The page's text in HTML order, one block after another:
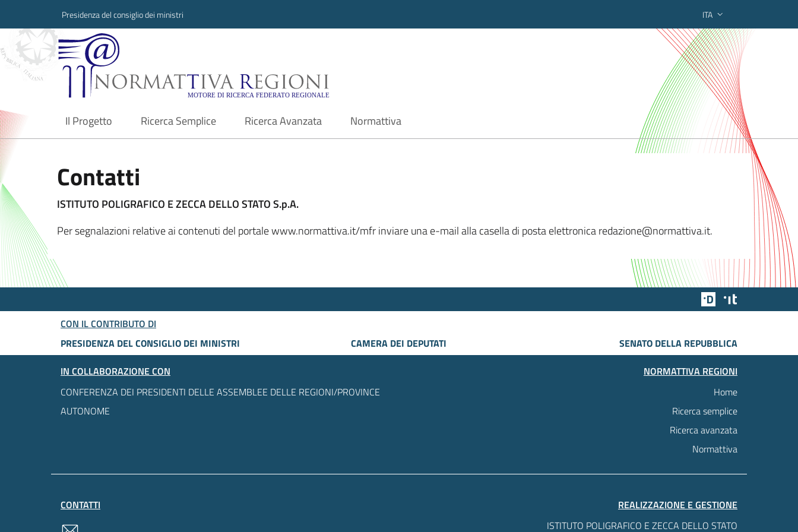
Presidenza del consiglio dei ministri ITA
Normattiva Regioni - Motore di ricerca federato regionale
Il Progetto
current Ricerca Semplice Ricerca Avanzata Normattiva
Contatti
ISTITUTO POLIGRAFICO E ZECCA DELLO STATO S.p.A.
Per segnalazioni relative ai contenuti del portale www.normattiva.it/mfr inviare una e-mail alla casella di posta elettronica redazione@normattiva.it.
Team Digitale
CON IL CONTRIBUTO DI
PRESIDENZA DEL CONSIGLIO DEI MINISTRI
CAMERA DEI DEPUTATI
SENATO DELLA REPUBBLICA
IN COLLABORAZIONE CON
CONFERENZA DEI PRESIDENTI DELLE ASSEMBLEE DELLE REGIONI/PROVINCE
AUTONOME
NORMATTIVA REGIONI
Home
Ricerca semplice
Ricerca avanzata
Normattiva
CONTATTI
REALIZZAZIONE E GESTIONE
ISTITUTO POLIGRAFICO E ZECCA DELLO STATO